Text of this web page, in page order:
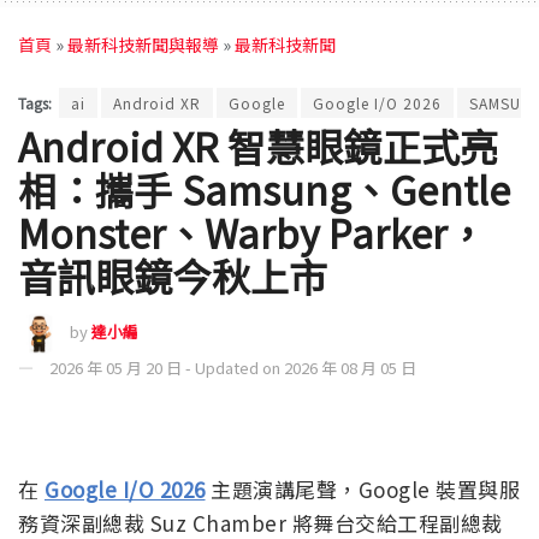
首頁 »最新科技新聞與報導 »最新科技新聞
Tags: ai Android XR Google Google I/O 2026
Android XR 智慧眼鏡正式亮
相：攜手 Samsung、Gentle
Monster、Warby Parker，
音訊眼鏡今秋上市
by達小編
2026 年 05 月 20 日 - Updated on 2026 年 08 月 05 日
在 Google I/O 2026主題演講尾聲，Google 裝置與服
務資深副總裁 Suz Chamber 將舞台交給工程副總裁